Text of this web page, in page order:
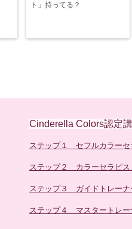
ト」持ってる？
Cinderella Colors認定
ステップ１ セフルカラーセ
ステップ２ カラーセラピス
ステップ３ ガイドトレーナ
ステップ４ マスタートレー